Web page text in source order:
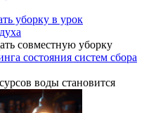
уборку в урок
совместную уборку
состояния систем сбора
воды становится